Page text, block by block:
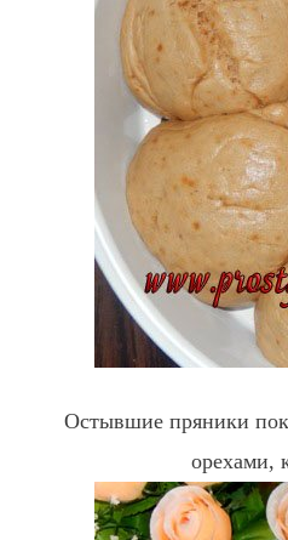
Остывшие пряники
орехами,